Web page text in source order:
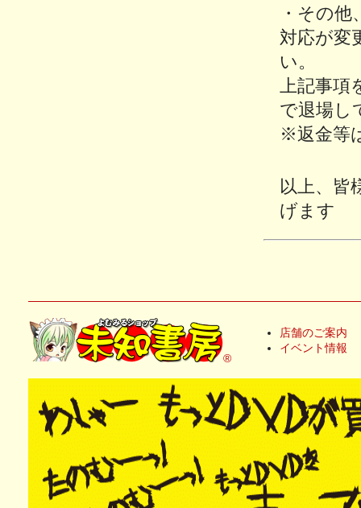
・その
対応が変
い。
上記事
で退場し
※返金等
以上、皆
げます
®
店舗のご案内
イベント情報